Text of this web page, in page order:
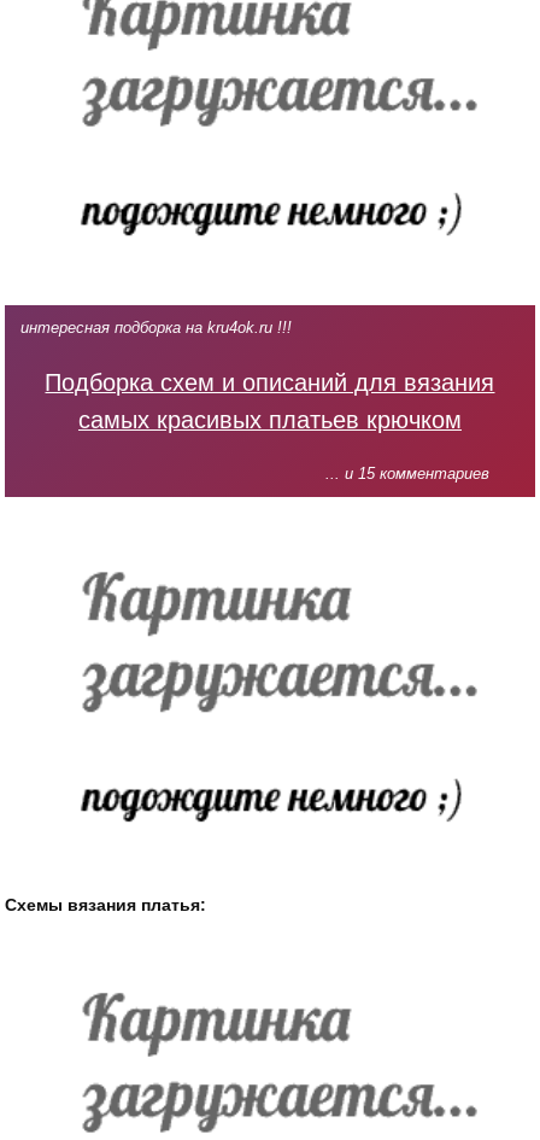
интересная подборка на kru4ok.ru !!!
Подборка схем и описаний для вязания
самых красивых платьев крючком
... и 15 комментариев
Схемы вязания платья: